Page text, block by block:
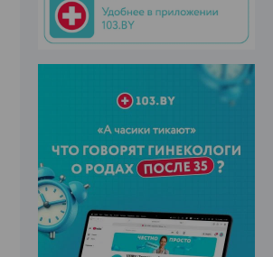
ЭФФЕКТИВНАЯ РЕКЛАМА НА САЙТЕ